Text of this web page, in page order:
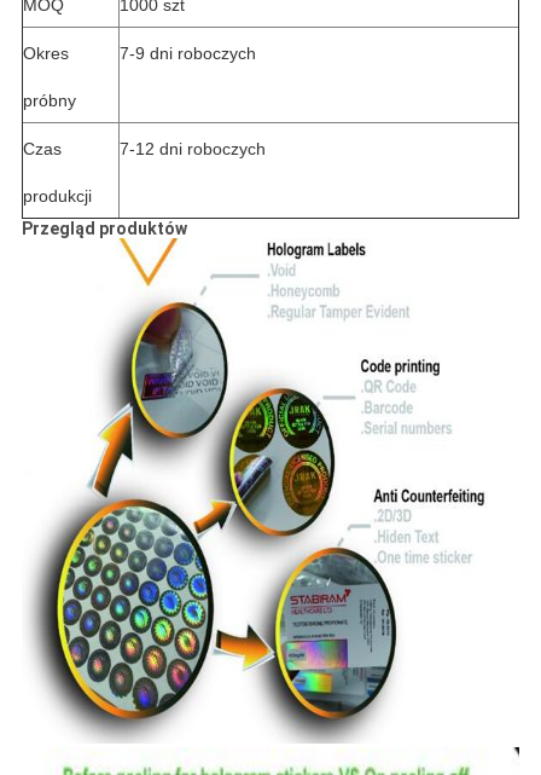
MOQ 1000 szt
Okres
próbny
7-9 dni roboczych
Czas
produkcji
7-12 dni roboczych
Przegląd produktów